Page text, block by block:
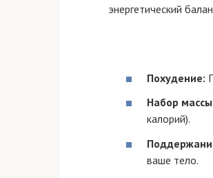
энергетический
Похудение:
Набор
калорий).
ваше тело.